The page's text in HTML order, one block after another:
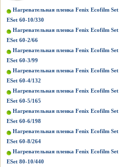
Нагревательная пленка Fenix Ecofilm Set
ESet 60-10/330
Нагревательная пленка Fenix Ecofilm Set
ESet 60-2/66
Нагревательная пленка Fenix Ecofilm Set
ESet 60-3/99
Нагревательная пленка Fenix Ecofilm Set
ESet 60-4/132
Нагревательная пленка Fenix Ecofilm Set
ESet 60-5/165
Нагревательная пленка Fenix Ecofilm Set
ESet 60-6/198
Нагревательная пленка Fenix Ecofilm Set
ESet 60-8/264
Нагревательная пленка Fenix Ecofilm Set
ESet 80-10/440